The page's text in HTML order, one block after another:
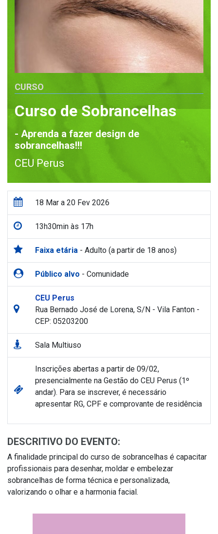
CURSO
Curso de Sobrancelhas
- Aprenda a fazer design de
sobrancelhas!!!
CEU Perus
18 Mar a 20 Fev 2026
13h30min às 17h
Faixa etária - Adulto (a partir de 18 anos)
Público alvo - Comunidade
CEU Perus
Rua Bernado José de Lorena, S/N - Vila Fanton -
CEP: 05203200
Sala Multiuso
Inscrições abertas a partir de 09/02,
presencialmente na Gestão do CEU Perus (1º
andar). Para se inscrever, é necessário
apresentar RG, CPF e comprovante de residência
DESCRITIVO DO EVENTO:
A finalidade principal do curso de sobrancelhas é capacitar
profissionais para desenhar, moldar e embelezar
sobrancelhas de forma técnica e personalizada,
valorizando o olhar e a harmonia facial.